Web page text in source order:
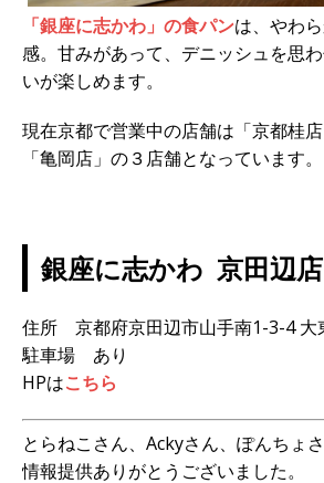
「銀座に志かわ」の食パンは、やわ
感。甘みがあって、デニッシュを思
いが楽しめます。
現在京都で営業中の店舗は「京都桂店
「亀岡店」の３店舗となっています。
銀座に志かわ 京田辺
住所 京都府京田辺市山手南1-3-4 大
駐車場 あり
HPはこちら
とらねこさん、Ackyさん、ぽんちょ
情報提供ありがとうございました。